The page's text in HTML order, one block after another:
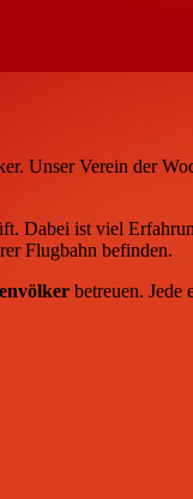
Unser Verein der
ist viel
Flugbahn befinden.
betreuen. Jede